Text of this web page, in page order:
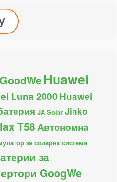
GoodWeHuawei
Luna 2000 Huawei
JA Solar Jinko
T58 Автономна
за соларна система
за
GoogWe